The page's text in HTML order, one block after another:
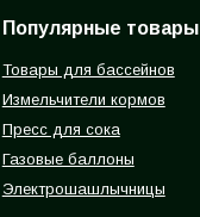
Популярные товары
Товары для бассейнов
Измельчители кормов
Пресс для сока
Газовые баллоны
Электрошашлычницы